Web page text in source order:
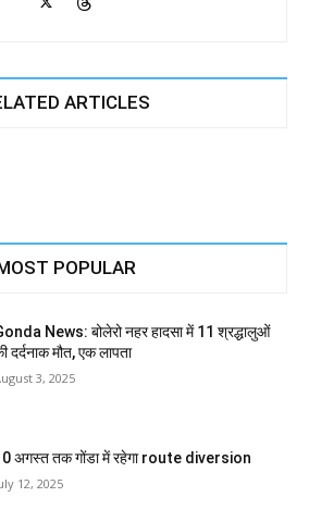
ARTICLES
POPULAR
News: बोलेरो नहर हादसा में 11 श्रद्धालुओं
दर्दनाक मौत, एक लापता
3, 2025
अगस्त तक गोंडा में रहेगा route diversion
12, 2025